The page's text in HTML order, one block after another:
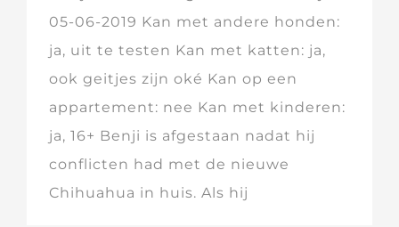
05-06-2019 Kan met andere honden:
ja, uit te testen Kan met katten: ja,
ook geitjes zijn oké Kan op een
appartement: nee Kan met kinderen:
ja, 16+ Benji is afgestaan nadat hij
conflicten had met de nieuwe
Chihuahua in huis. Als hij